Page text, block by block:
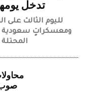
تدخل
لليوم الثالث على
ومعسكراتٍ سعودية